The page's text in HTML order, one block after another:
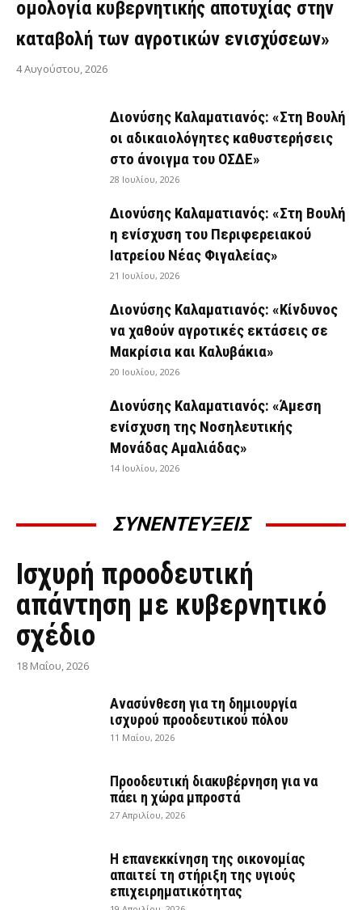
ομολογία κυβερνητικής αποτυχίας στην
καταβολή των αγροτικών ενισχύσεων»
4 Αυγούστου, 2026
Διονύσης Καλαματιανός: «Στη Βουλή
οι αδικαιολόγητες καθυστερήσεις
στο άνοιγμα του ΟΣΔΕ»
28 Ιουλίου, 2026
Διονύσης Καλαματιανός: «Στη Βουλή
η ενίσχυση του Περιφερειακού
Ιατρείου Νέας Φιγαλείας»
21 Ιουλίου, 2026
Διονύσης Καλαματιανός: «Κίνδυνος
να χαθούν αγροτικές εκτάσεις σε
Μακρίσια και Καλυβάκια»
20 Ιουλίου, 2026
Διονύσης Καλαματιανός: «Άμεση
ενίσχυση της Νοσηλευτικής
Μονάδας Αμαλιάδας»
14 Ιουλίου, 2026
ΣΥΝΕΝΤΕΥΞΕΙΣ
ΣΥΝΕΝΤΕΎΞΕΙΣ
Ισχυρή προοδευτική
απάντηση με κυβερνητικό
σχέδιο
18 Μαΐου, 2026
Ανασύνθεση για τη δημιουργία
ισχυρού προοδευτικού πόλου
11 Μαΐου, 2026
Προοδευτική διακυβέρνηση για να
πάει η χώρα μπροστά
27 Απριλίου, 2026
Η επανεκκίνηση της οικονομίας
απαιτεί τη στήριξη της υγιούς
επιχειρηματικότητας